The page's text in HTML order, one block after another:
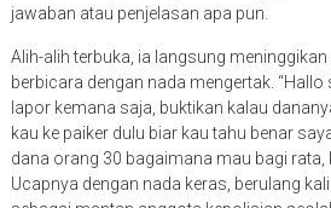
jawaban atau penjelasan apa pun.
Alih-alih terbuka, ia langsung
berbicara dengan nada mengertak.
lapor kemana saja, buktikan kalau
kau ke paiker dulu biar kau tahu benar
dana orang 30 bagaimana mau bagi rata,
Ucapnya dengan nada keras, berulang